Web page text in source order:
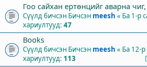
Гоо сайхан ертөнцийг аварна
Сүүлд бичсэн Бичсэн meesh « Ба 1-р
хариултууд: 47
Books
Сүүлд бичсэн Бичсэн meesh « Ба 12-
хариултууд: 113